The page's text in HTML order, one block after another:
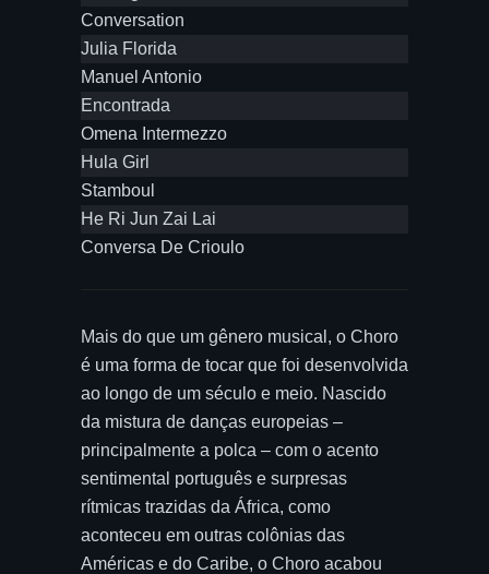
Conversation
Julia Florida
Manuel Antonio
Encontrada
Omena Intermezzo
Hula Girl
Stamboul
He Ri Jun Zai Lai
Conversa De Crioulo
Mais do que um gênero musical, o Choro
é uma forma de tocar que foi desenvolvida
ao longo de um século e meio. Nascido
da mistura de danças europeias –
principalmente a polca – com o acento
sentimental português e surpresas
rítmicas trazidas da África, como
aconteceu em outras colônias das
Américas e do Caribe, o Choro acabou